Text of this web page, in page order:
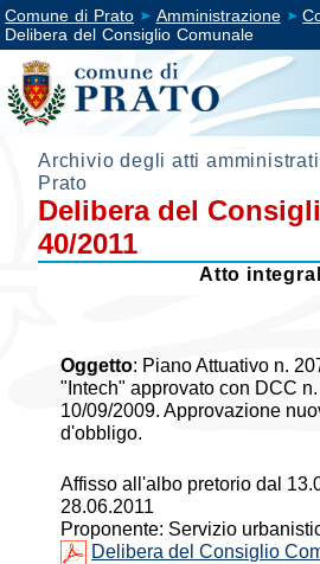
Comune di Prato Amministrazione
Delibera del Consiglio Comunale
Archivio degli atti
Prato
Delibera del
40/2011
Atto
Oggetto: Piano Attuativo n.
"Intech" approvato con DCC n.
10/09/2009. Approvazione
d'obbligo.
Affisso all'albo pretorio dal
28.06.2011
Proponente: Servizio
Delibera del Consiglio